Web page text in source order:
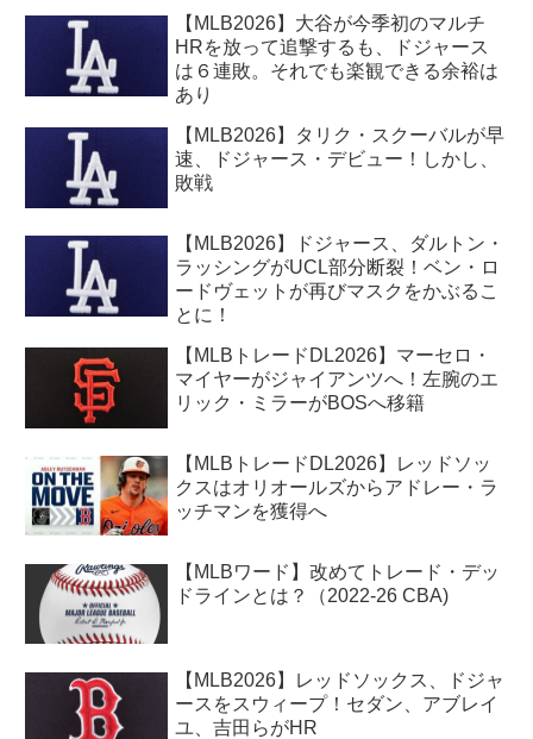
【MLB2026】大谷が今季初のマルチ
HRを放って追撃するも、ドジャース
は６連敗。それでも楽観できる余裕は
あり
【MLB2026】タリク・スクーバルが早
速、ドジャース・デビュー！しかし、
敗戦
【MLB2026】ドジャース、ダルトン・
ラッシングがUCL部分断裂！ベン・ロ
ードヴェットが再びマスクをかぶるこ
とに！
【MLBトレードDL2026】マーセロ・
マイヤーがジャイアンツへ！左腕のエ
リック・ミラーがBOSへ移籍
【MLBトレードDL2026】レッドソッ
クスはオリオールズからアドレー・ラ
ッチマンを獲得へ
【MLBワード】改めてトレード・デッ
ドラインとは？（2022-26 CBA)
【MLB2026】レッドソックス、ドジャ
ースをスウィープ！セダン、アブレイ
ユ、吉田らがHR